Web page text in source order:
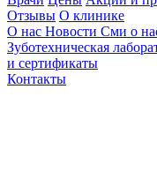
Отзывы О клинике
О нас Новости Сми о
Зуботехническая
и сертификаты
Контакты